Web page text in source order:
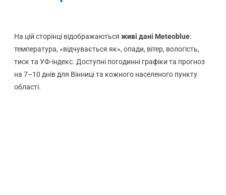
На цій сторінці відображаються живі дані Meteoblue:
температура, «відчувається як», опади, вітер, вологість,
тиск та УФ-індекс. Доступні погодинні графіки та прогноз
на 7–10 днів для Вінниці та кожного населеного пункту
області.